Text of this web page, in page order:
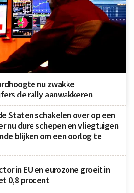
nu zwakke
de rally aanwakkeren
Staten schakelen over op een
nu dure schepen en vliegtuigen
blijken om een oorlog te
in EU en eurozone groeit in
0,8 procent